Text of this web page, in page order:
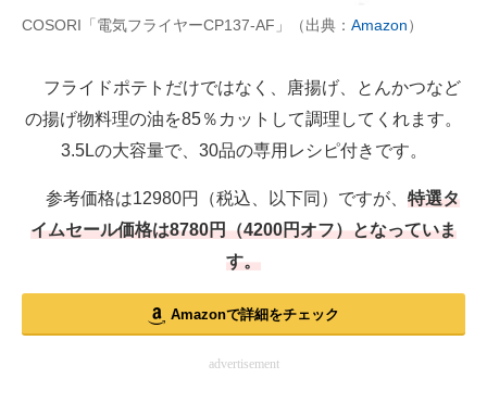
COSORI「電気フライヤーCP137-AF」（出典： Amazon）
フライドポテトだけではなく、唐揚げ、とんかつなど
の揚げ物料理の油を85％カットして調理してくれます。
3.5Lの大容量で、30品の専用レシピ付きです。
参考価格は12980円（税込、以下同）ですが、 特選タ
イムセール価格は8780円（4200円オフ）となっていま
す。
Amazonで詳細をチェック
advertisement